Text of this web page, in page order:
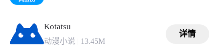
Kotatsu
动漫小说| 13.45M
详情